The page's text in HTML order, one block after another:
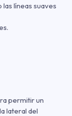
líneas suaves
permitir un
lateral del